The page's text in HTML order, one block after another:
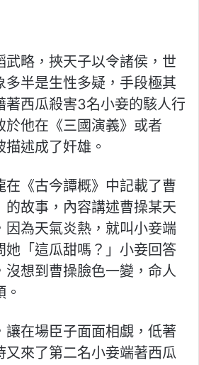
武略，挾天子以令諸侯，世
多半是生性多疑，手段極其
著西瓜殺害3名小妾的駭人行
於他在《三國演義》或者
描述成了奸雄。
在《古今譚概》中記載了曹
的故事，內容講述曹操某天
因為天氣炎熱，就叫小妾端
她「這瓜甜嗎？」小妾回答
沒想到曹操臉色一變，命人
讓在場臣子面面相覷，低著
又來了第二名小妾端著西瓜